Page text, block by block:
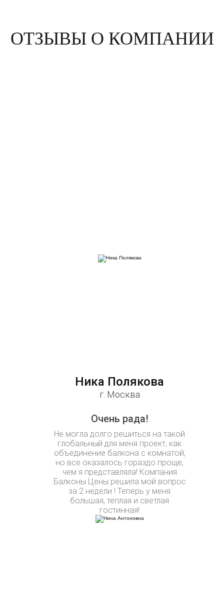
ОТЗЫВЫ О КОМПАНИИ
Ника Полякова
г. Москва
Очень рада!
Не могла долго решиться на такой
глобальный для меня проект, как
объединение балкона с комнатой,
но все оказалось гораздо проще,
чем я представляла! Компания
Балконы Цены решила мой вопрос
за 2 недели ! Теперь у меня
большая, теплая и светлая
гостинная!